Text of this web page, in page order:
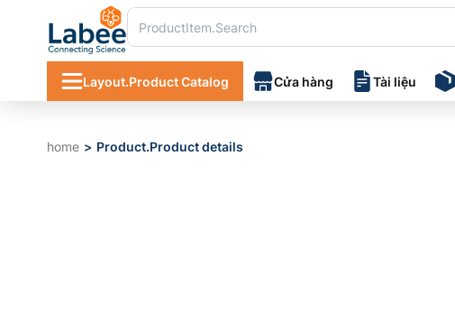
Layout.Product Catalog Cửa hàng Tài liệu
home Product.Product details